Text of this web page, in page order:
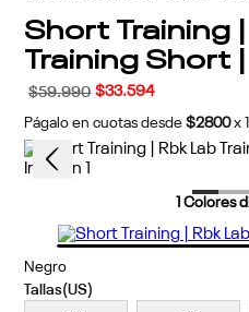
Short Training
Training Short
$59.990 $33.594
Págalo en cuotas desde $2800 x
Colores
Negro